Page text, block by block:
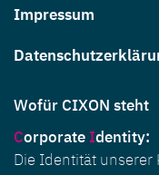
Impressum
Wofür CIXON steht
Corporate Identity:
Die Identität